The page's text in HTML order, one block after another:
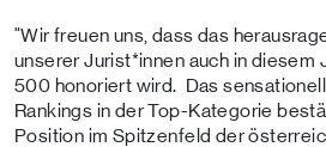
"Wir freuen uns, dass das
unserer Jurist*innen auch in diesem
500 honoriert wird. Das
Rankings in der Top-Kategorie
Position im Spitzenfeld der